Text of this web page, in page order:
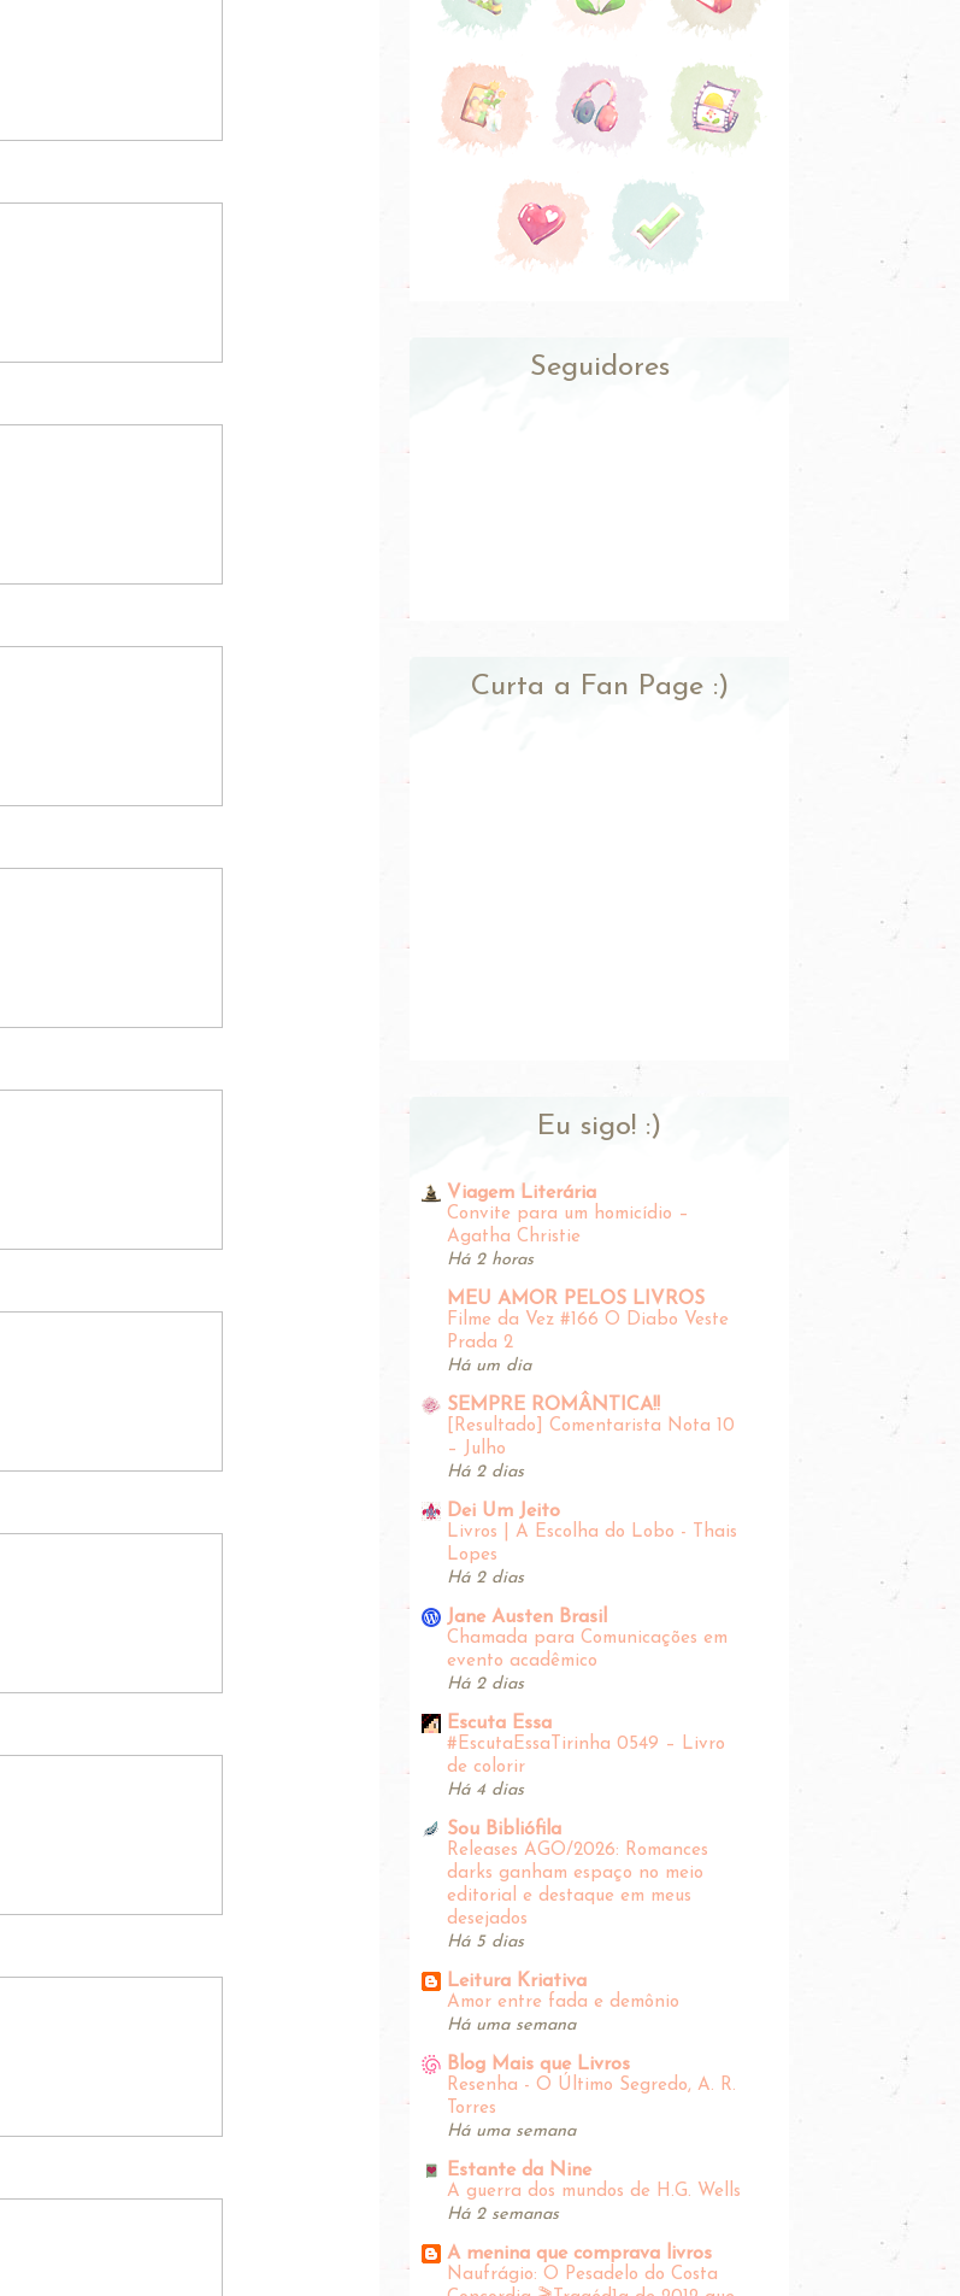
Seguidores
Curta a Fan Page :)
Eu sigo! :)
Viagem Literária
Convite para um homicídio –
Agatha Christie
Há 2 horas
MEU AMOR PELOS LIVROS
Filme da Vez #166 O Diabo Veste
Prada 2
Há um dia
SEMPRE ROMÂNTICA!!
[Resultado] Comentarista Nota 10
– Julho
Há 2 dias
Dei Um Jeito
Livros | A Escolha do Lobo - Thais
Lopes
Há 2 dias
Jane Austen Brasil
Chamada para Comunicações em
evento acadêmico
Há 2 dias
Escuta Essa
#EscutaEssaTirinha‬ 0549 – Livro
de colorir
Há 4 dias
Sou Bibliófila
Releases AGO/2026: Romances
darks ganham espaço no meio
editorial e destaque em meus
desejados
Há 5 dias
Leitura Kriativa
Amor entre fada e demônio
Há uma semana
Blog Mais que Livros
Resenha - O Último Segredo, A. R.
Torres
Há uma semana
Estante da Nine
A guerra dos mundos de H.G. Wells
Há 2 semanas
A menina que comprava livros
Naufrágio: O Pesadelo do Costa